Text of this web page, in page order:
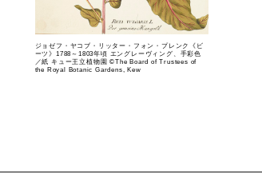
ジョゼフ・ヤコブ・リッター・フォン・プレンク《ビ
ーツ》1788～1803年頃 エングレーヴィング、手彩色
／紙 キュー王立植物園 ©The Board of Trustees of
the Royal Botanic Gardens, Kew